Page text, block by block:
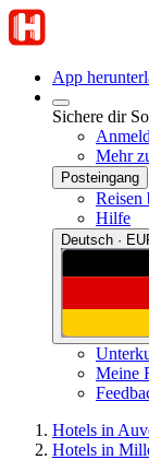
App
Sichere dir
Mehr
Posteingang
Reisen
Hilfe
Deutsch ·
Meine
Hotels in
Hotels in